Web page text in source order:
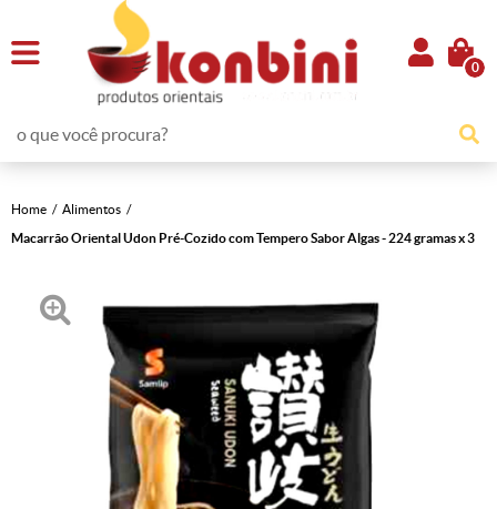
0
Home
Alimentos
Macarrão Oriental Udon Pré-Cozido com Tempero Sabor Algas - 224 gramas x 3